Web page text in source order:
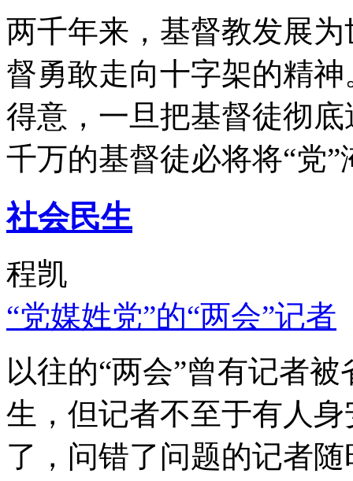
两千年来，基督教发展
督勇敢走向十字架的精
得意，一旦把基督徒彻
千万的基督徒必将将“党”
社会民生
程凯
“党媒姓党”的“两会”记者
以往的“两会”曾有记者
生，但记者不至于有人
了，问错了问题的记者